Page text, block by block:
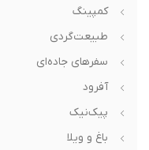
کمپینگ
طبیعت‌گردی
سفرهای جاده‌ای
آفرود
پیک‌نیک
باغ و ویلا